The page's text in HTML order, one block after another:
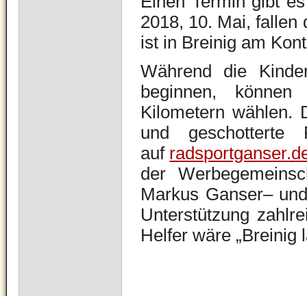
2018, 10. Mai, fallen
ist in Breinig am
Während die
beginnen,
Kilometern wählen.
und geschotterte
auf
der
Markus Ganser–
Unterstützung
Helfer wäre „Breinig